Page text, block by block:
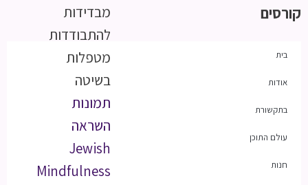
מבדידות
להתבודדות
מטפלות
בשיטה
תמונות
השראה
Jewish
Mindfulness
קורסים
בית
אודות
בתקשורת
עולם התוכן
חנות